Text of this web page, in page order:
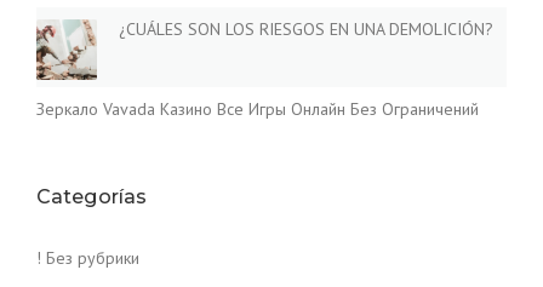
¿CUÁLES SON LOS RIESGOS EN UNA DEMOLICIÓN?
Зеркало Vavada Казино Все Игры Онлайн Без Ограничений
Categorías
! Без рубрики